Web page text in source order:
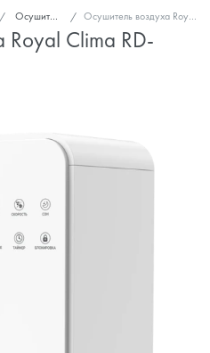
Осушители воздуха Осушитель воздуха Royal Clima RD-PC16-E
Royal Clima RD-